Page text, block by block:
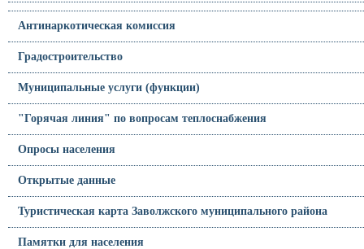
Антинаркотическая комиссия
Градостроительство
Муниципальные услуги (функции)
"Горячая линия" по вопросам теплоснабжения
Опросы населения
Открытые данные
Туристическая карта Заволжского муниципального района
Памятки для населения